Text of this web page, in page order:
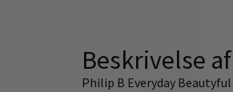
Beskrivelse
Philip B Everyday